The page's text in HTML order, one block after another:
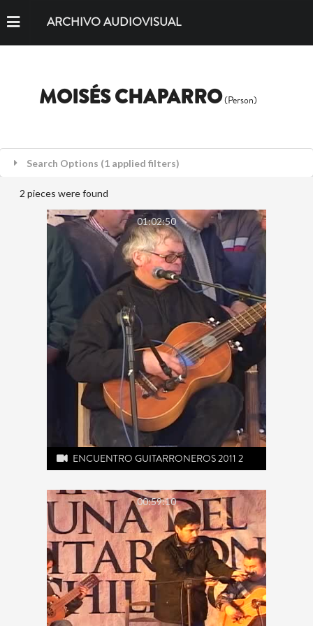
ARCHIVO AUDIOVISUAL
MOISÉS CHAPARRO(Person)
Search Options (1 applied filters)
2 pieces were found
01:02:50
ENCUENTRO GUITARRONEROS 2011 2
00:59:10